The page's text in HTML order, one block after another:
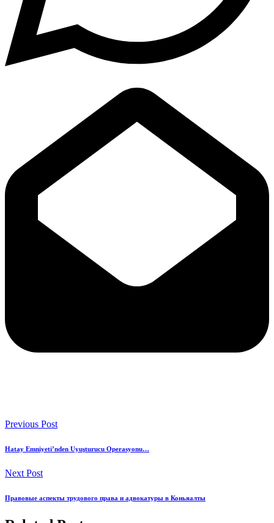
Previous Post
Hatay Emniyeti’nden Uyuşturucu Operasyonu…
Next Post
Правовые аспекты трудового права и адвокатуры в Коньяалты